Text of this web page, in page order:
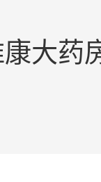
大药